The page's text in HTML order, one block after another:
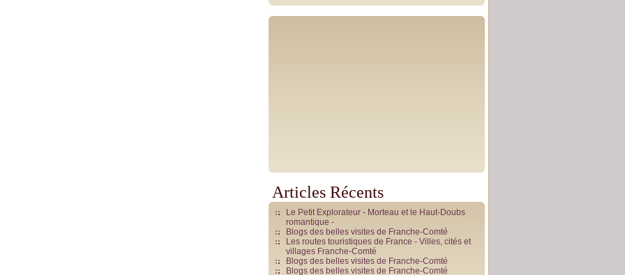
Articles Récents
Le Petit Explorateur - Morteau et le Haut-Doubs
romantique -
Blogs des belles visites de Franche-Comté
Les routes touristiques de France - Villes, cités et
villages Franche-Comté
Blogs des belles visites de Franche-Comté
Blogs des belles visites de Franche-Comté